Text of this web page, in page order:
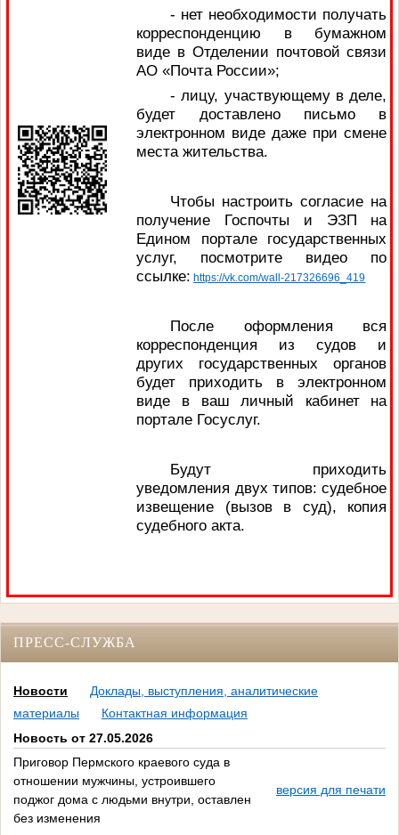
- нет необходимости получать
корреспонденцию в бумажном
виде в Отделении почтовой связи
АО «Почта России»;
- лицу, участвующему в деле,
будет доставлено письмо в
электронном виде даже при смене
места жительства.
Чтобы настроить согласие на
получение Госпочты и ЭЗП на
Едином портале государственных
услуг, посмотрите видео по
ссылке: https://vk.com/wall-217326696_419
После оформления вся
корреспонденция из судов и
других государственных органов
будет приходить в электронном
виде в ваш личный кабинет на
портале Госуслуг.
Будут приходить
уведомления двух типов: судебное
извещение (вызов в суд), копия
судебного акта.
ПРЕСС-СЛУЖБА
Новости
Доклады, выступления, аналитические
материалы
Контактная информация
Новость от 27.05.2026
Приговор Пермского краевого суда в
отношении мужчины, устроившего
поджог дома с людьми внутри, оставлен
без изменения
версия для печати